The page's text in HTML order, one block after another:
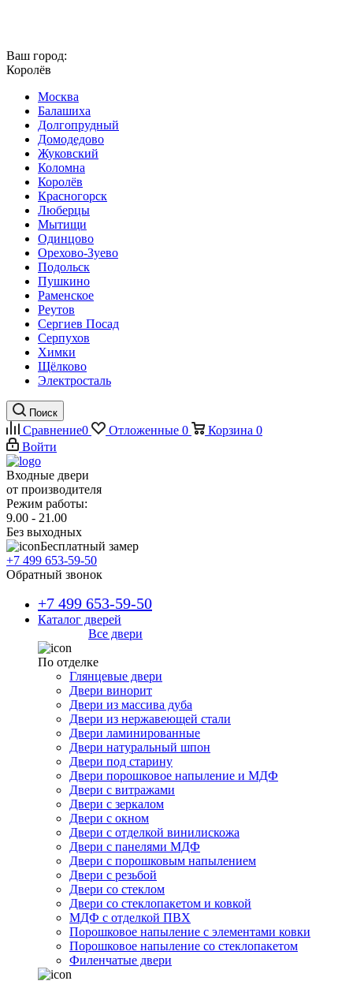
Ваш город:
Королёв
Москва
Балашиха
Долгопрудный
Домодедово
Жуковский
Коломна
Королёв
Красногорск
Люберцы
Мытищи
Одинцово
Орехово-Зуево
Подольск
Пушкино
Раменское
Реутов
Сергиев Посад
Серпухов
Химки
Щёлково
Электросталь
Поиск
Сравнение0 Отложенные 0 Корзина 0
Войти
Входные двери
от производителя
Режим работы:
9.00 - 21.00
Без выходных
Бесплатный замер
+7 499 653-59-50
Обратный звонок
+7 499 653-59-50
Каталог дверей
Все двери
По отделке
Глянцевые двери
Двери винорит
Двери из массива дуба
Двери из нержавеющей стали
Двери ламинированные
Двери натуральный шпон
Двери под старину
Двери порошковое напыление и МДФ
Двери с витражами
Двери с зеркалом
Двери с окном
Двери с отделкой винилискожа
Двери с панелями МДФ
Двери с порошковым напылением
Двери с резьбой
Двери со стеклом
Двери со стеклопакетом и ковкой
МДФ с отделкой ПВХ
Порошковое напыление с элементами ковки
Порошковое напыление со стеклопакетом
Филенчатые двери